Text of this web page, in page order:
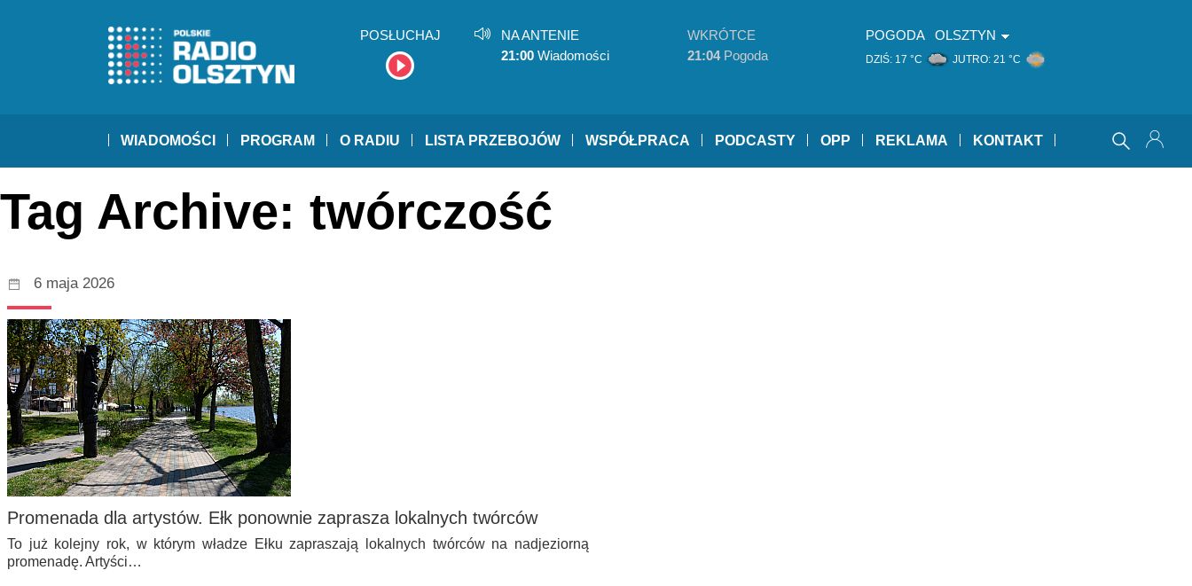
POSŁUCHAJ
NA ANTENIE
21:00 Wiadomości
WKRÓTCE
21:04Pogoda
POGODA OLSZTYN
DZIŚ: 17 °C JUTRO: 21 °C
WIADOMOŚCI PROGRAM O RADIU LISTA PRZEBOJÓW WSPÓŁPRACA PODCASTY OPP REKLAMA KONTAKT
Tag Archive: twórczość
6 maja 2026
Promenada dla artystów. Ełk ponownie zaprasza lokalnych twórców
To już kolejny rok, w którym władze Ełku zapraszają lokalnych twórców na nadjeziorną
promenadę. Artyści…